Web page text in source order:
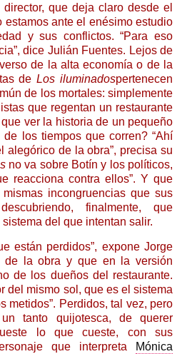
director, que deja claro desde el
estamos ante el enésimo estudio
y sus conflictos. “Para eso
dice Julián Fuentes. Lejos de
de la alta economía o de la
deLos iluminadospertenecen
de los mortales: simplemente
que regentan un restaurante
ver la historia de un pequeño
los tiempos que corren? “Ahí
alegórico de la obra”, precisa su
no va sobre Botín y los políticos,
reacciona contra ellos”. Y que
incongruencias que sus
finalmente, que
del que intentan salir.
están perdidos”, expone Jorge
de la obra y que en la versión
de los dueños del restaurante.
del mismo sol, que es el sistema
metidos”. Perdidos, tal vez, pero
tanto quijotesca, de querer
lo que cueste, con sus
que interpreta
Mónica